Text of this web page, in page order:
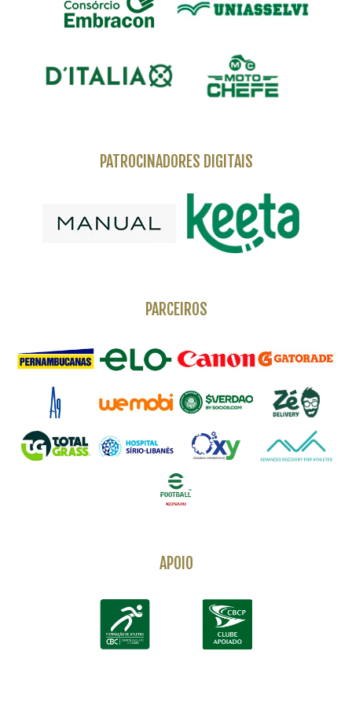
PATROCINADORES DIGITAIS
PARCEIROS
APOIO